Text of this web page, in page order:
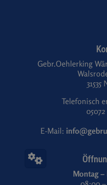
Footer -
Gebr.Oehlerking
Telefonisch
05072
E-Mail:
Montag